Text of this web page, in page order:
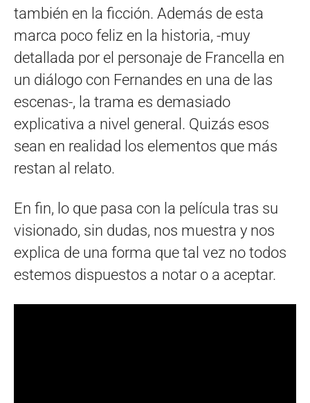
también en la ficción. Además de esta
marca poco feliz en la historia, -muy
detallada por el personaje de Francella en
un diálogo con Fernandes en una de las
escenas-, la trama es demasiado
explicativa a nivel general. Quizás esos
sean en realidad los elementos que más
restan al relato.
En fin, lo que pasa con la película tras su
visionado, sin dudas, nos muestra y nos
explica de una forma que tal vez no todos
estemos dispuestos a notar o a aceptar.